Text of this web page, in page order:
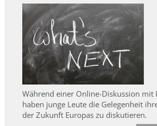
Während einer Online-Diskussion mit
haben junge Leute die Gelegenheit
der Zukunft Europas zu diskutieren.